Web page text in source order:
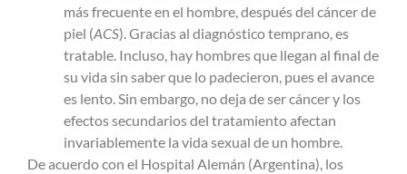
más frecuente en el hombre, después del cáncer de
piel (ACS). Gracias al diagnóstico temprano, es
tratable. Incluso, hay hombres que llegan al final de
su vida sin saber que lo padecieron, pues el avance
es lento. Sin embargo, no deja de ser cáncer y los
efectos secundarios del tratamiento afectan
invariablemente la vida sexual de un hombre.
De acuerdo con el Hospital Alemán (Argentina), los